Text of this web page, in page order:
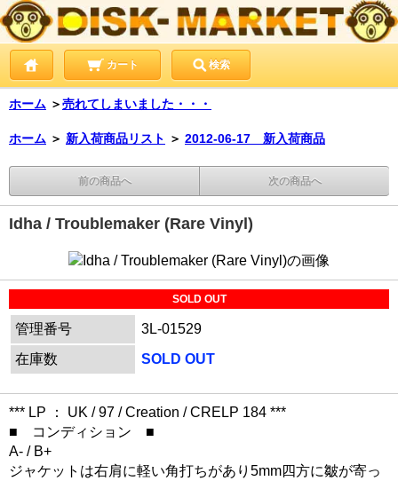
カート 検索
ホーム ＞売れてしまいました・・・
ホーム ＞ 新入荷商品リスト ＞ 2012-06-17 新入荷商品
前の商品へ 次の商品へ
Idha / Troublemaker (Rare Vinyl)
SOLD OUT
管理番号
3L-01529
在庫数
SOLD OUT
*** LP ： UK / 97 / Creation / CRELP 184 ***
■ コンディション ■
A- / B+
ジャケットは右肩に軽い角打ちがあり5mm四方に皺が寄っ